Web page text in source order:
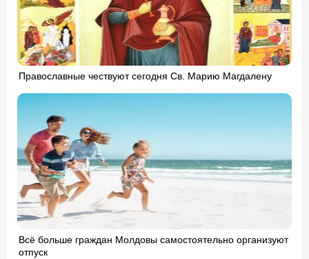
Православные чествуют сегодня Св. Марию Магдалену
Всё больше граждан Молдовы самостоятельно организуют
отпуск